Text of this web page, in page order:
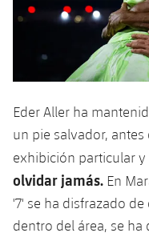
Eder Aller ha
un pie salvador,
exhibición particular y
olvidar jamás. En
'7' se ha disfrazado
dentro del área, se